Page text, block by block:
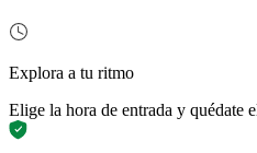
Explora a tu ritmo
Elige la hora de entrada y quédate